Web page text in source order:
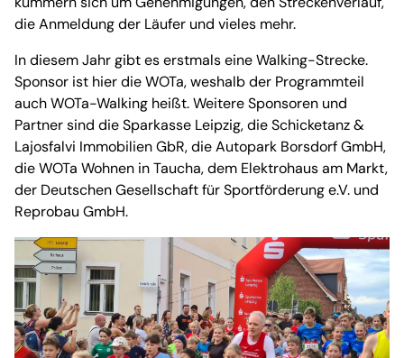
die Anmeldung der Läufer und vieles mehr.
In diesem Jahr gibt es erstmals eine Walking-Strecke.
Sponsor ist hier die WOTa, weshalb der Programmteil
auch WOTa-Walking heißt. Weitere Sponsoren und
Partner sind die Sparkasse Leipzig, die Schicketanz &
Lajosfalvi Immobilien GbR, die Autopark Borsdorf GmbH,
die WOTa Wohnen in Taucha, dem Elektrohaus am Markt,
der Deutschen Gesellschaft für Sportförderung e.V. und
Reprobau GmbH.